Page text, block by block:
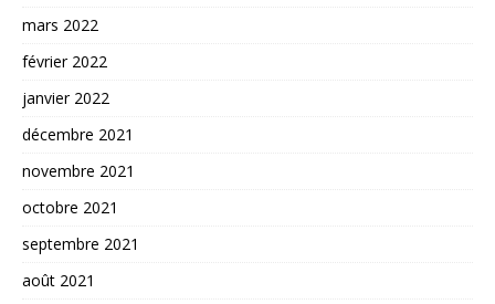
mars 2022
février 2022
janvier 2022
décembre 2021
novembre 2021
octobre 2021
septembre 2021
août 2021